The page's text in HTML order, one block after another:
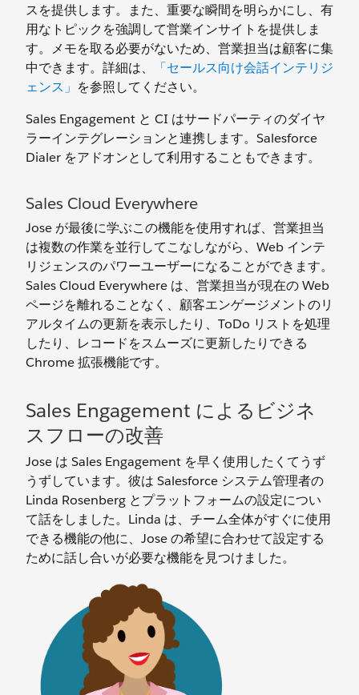
スを提供します。また、重要な瞬間を明らかにし、有
用なトピックを強調して営業インサイトを提供しま
す。メモを取る必要がないため、営業担当は顧客に集
中できます。詳細は、
「セールス向け会話インテリジ
ェンス」 を参照してください。
Sales Engagement と CI はサードパーティのダイヤ
ラーインテグレーションと連携します。Salesforce
Dialer をアドオンとして利用することもできます。
Sales Cloud Everywhere
Jose が最後に学ぶこの機能を使用すれば、営業担当
は複数の作業を並行してこなしながら、Web インテ
リジェンスのパワーユーザーになることができます。
Sales Cloud Everywhere は、営業担当が現在の Web
ページを離れることなく、顧客エンゲージメントのリ
アルタイムの更新を表示したり、ToDo リストを処理
したり、レコードをスムーズに更新したりできる
Chrome 拡張機能です。
Sales Engagement によるビジネ
スフローの改善
Jose は Sales Engagement を早く使用したくてうず
うずしています。彼は Salesforce システム管理者の
Linda Rosenberg とプラットフォームの設定につい
て話をしました。Linda は、チーム全体がすぐに使用
できる機能の他に、Jose の希望に合わせて設定する
ために話し合いが必要な機能を見つけました。